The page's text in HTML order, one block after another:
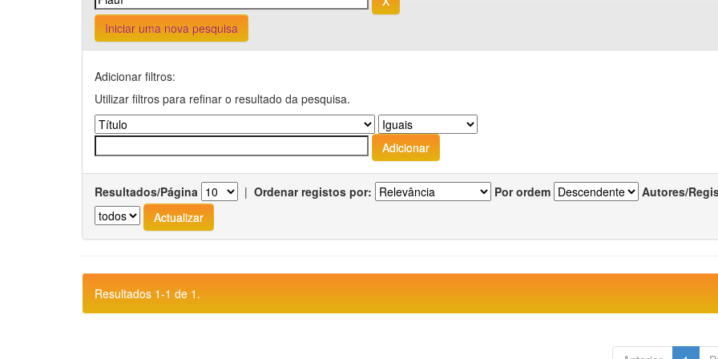
Iniciar uma nova pesquisa
Adicionar filtros:
Utilizar filtros para refinar o resultado da pesquisa.
Resultados/Página | Ordenar registos por: Por ordem Autores/
Resultados 1-1 de 1.